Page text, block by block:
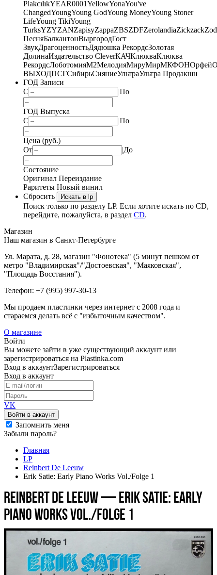
PlakcılıkYEAR0001YellowYonaYou've
ChangedYoungYoung GodYoung MoneyYoung Stoner
LifeYoung TikiYoung
TurksYZYZANZapisyZappaZBSZDFZerolandiaZickzack
ПесняБалкантонВыргородГост
ЗвукДрагоценностьДядюшка РекордсЗолотая
ДолинаИздательство CleverКАЧКлюкваКлюква
РекордсЛоботомияМ2МелодияМируМирМКФОНОрфей
ВЫХОДПСГСибирьСияниеУльтраУльтра Продакшн
ГОД Записи
С
|По
ГОД Выпуска
С
|По
Цена (руб.)
От
|До
Состояние
Оригинал Переиздание
Раритеты Новый винил
Сбросить
Искать в lp
Поиск только по разделу LP. Если хотите искать по CD,
перейдите, пожалуйста, в раздел CD.
Магазин
Наш магазин в Санкт-Петербурге
Ул. Марата, д. 28, магазин "Фонотека" (5 минут пешком от
метро "Владимирская"/"Достоевская", "Маяковская",
"Площадь Восстания").
Телефон: +7 (995) 997-30-13
Мы продаем пластинки через интернет c 2008 года и
стараемся делать всё с "избыточным качеством".
О магазине
Войти
Вы можете зайти в уже существующий аккаунт или
зарегистрироваться на Plastinka.com
Вход в аккаунтЗарегистрироваться
Вход в аккаунт
VK
Войти в аккаунт
Запомнить меня
Забыли пароль?
Главная
LP
Reinbert De Leeuw
Erik Satie: Early Piano Works Vol./Folge 1
Reinbert De Leeuw — Erik Satie: Early
Piano Works Vol./Folge 1